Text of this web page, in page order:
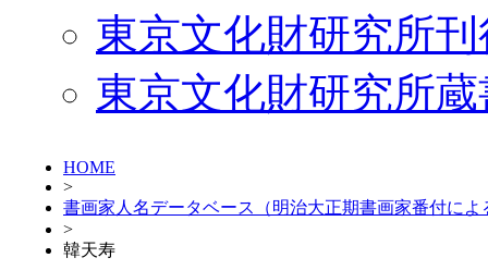
東京文化財研究所
東京文化財研究所
HOME
>
書画家人名データベース（明治大正期書画家番付によ
>
韓天寿